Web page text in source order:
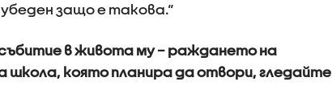
защо е такова.“
в живота му – раждането на
която планира да отвори, гледайте